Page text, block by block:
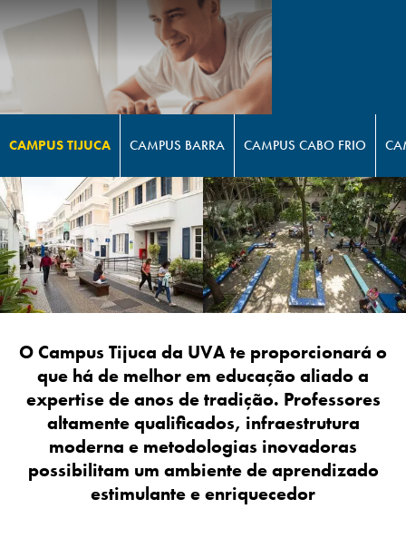
CAMPUS TIJUCA CAMPUS BARRA CAMPUS CABO FRIO
O Campus Tijuca da UVA te proporcionará o
que há de melhor em educação aliado a
expertise de anos de tradição. Professores
altamente qualificados, infraestrutura
moderna e metodologias inovadoras
possibilitam um ambiente de aprendizado
estimulante e enriquecedor